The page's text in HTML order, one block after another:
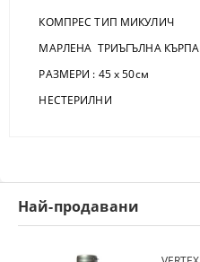
КОМПРЕС ТИП МИКУЛИЧ
МАРЛЕНА ТРИЪГЪЛНА КЪРПА
РАЗМЕРИ : 45 х 50см
НЕСТЕРИЛНИ
Най-продавани